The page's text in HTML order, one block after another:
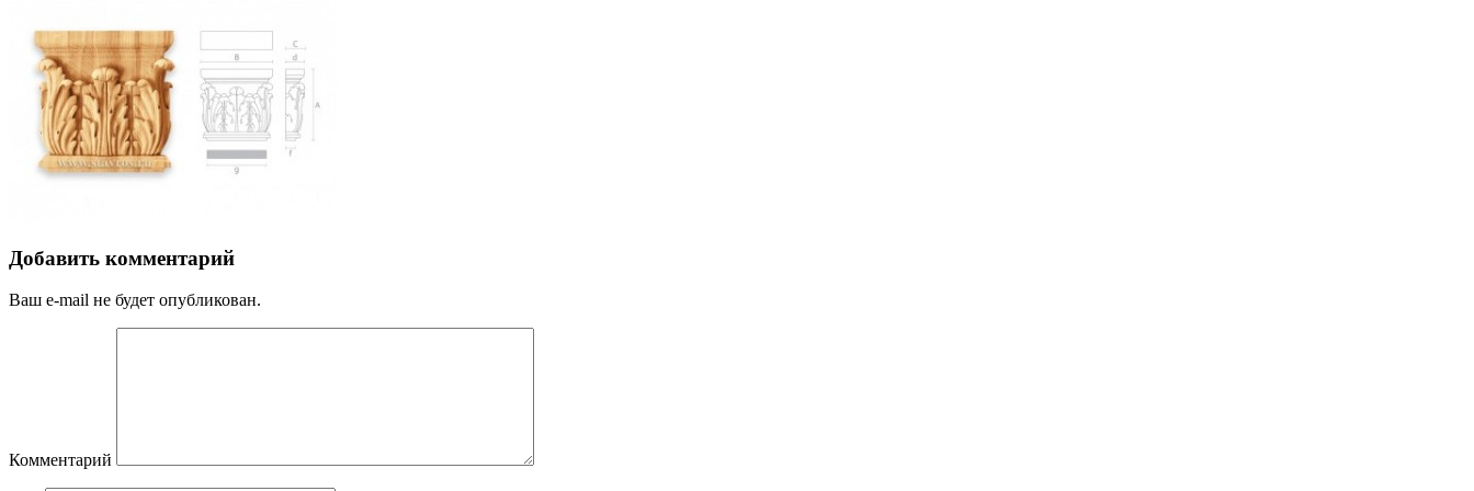
Добавить комментарий
Ваш e-mail не будет опубликован.
Комментарий